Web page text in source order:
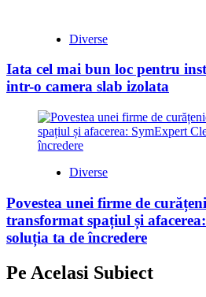
Diverse
Iata cel mai bun loc pentru
intr-o camera slab izolata
Diverse
Povestea unei firme de
transformat spațiul și
soluția ta de încredere
Pe Acelasi Subiect